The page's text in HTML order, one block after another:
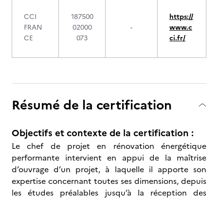
CCI
FRAN
CE
187500
02000
073
-
https://
www.c
ci.fr/
Résumé de la certification
Objectifs et contexte de la certification :
Le chef de projet en rénovation énergétique
performante intervient en appui de la maîtrise
d’ouvrage d’un projet, à laquelle il apporte son
expertise concernant toutes ses dimensions, depuis
les études préalables jusqu’à la réception des